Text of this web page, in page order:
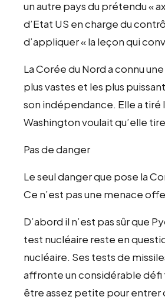
un autre pays du prétendu «
d’Etat US en charge du
d’appliquer « la leçon qui
La Corée du Nord a connu
plus vastes et les plus
son indépendance. Elle a tiré
Washington voulait qu’elle
Pas de danger
Le seul danger que pose la
Ce n’est pas une menace
D’abord il n’est pas sûr que
test nucléaire reste en
nucléaire. Ses tests de
affronte un considérable
être assez petite pour entrer